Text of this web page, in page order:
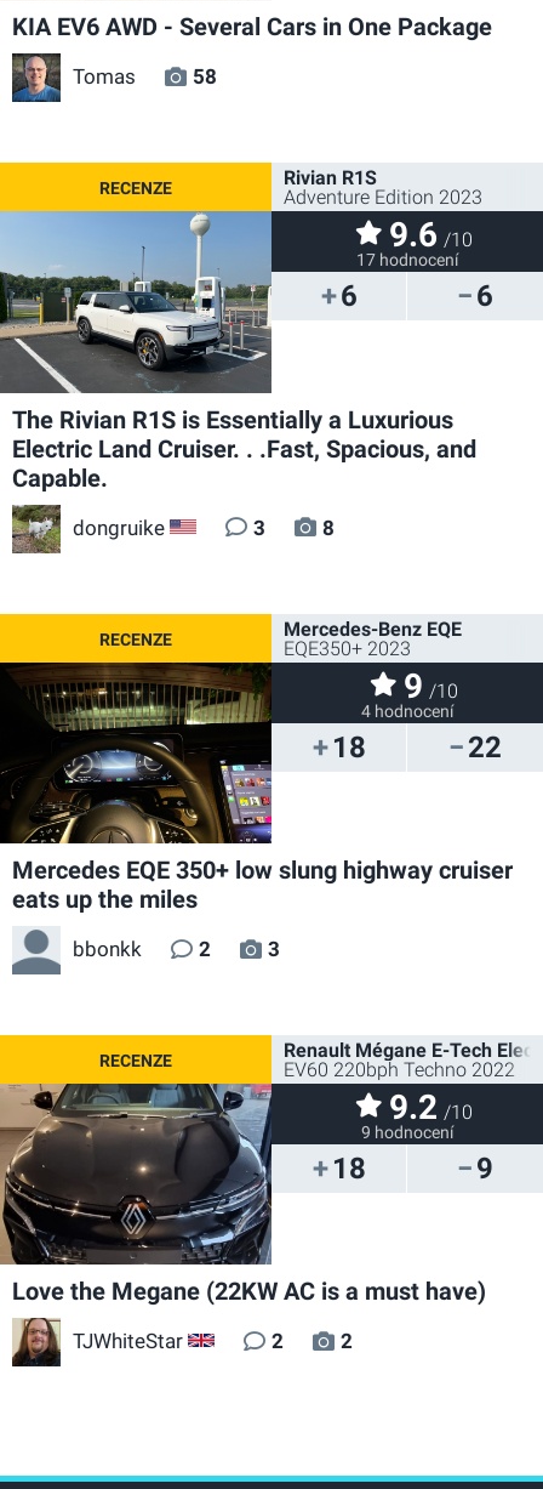
KIA EV6 AWD - Several Cars in One Package
Tomas 58
6 6
Rivian R1S
Adventure Edition 2023
9.6 /10
17 hodnocení
The Rivian R1S is Essentially a Luxurious
Electric Land Cruiser. . .Fast, Spacious, and
Capable.
dongruike US 3 8
18 22
Mercedes-Benz EQE
EQE350+ 2023
9 /10
4 hodnocení
Mercedes EQE 350+ low slung highway cruiser
eats up the miles
bbonkk 2 3
18 9
Renault Mégane E-Tech
EV60 220bph Techno 2022
9.2 /10
9 hodnocení
Love the Megane (22KW AC is a must have)
TJWhiteStar GB 2 2